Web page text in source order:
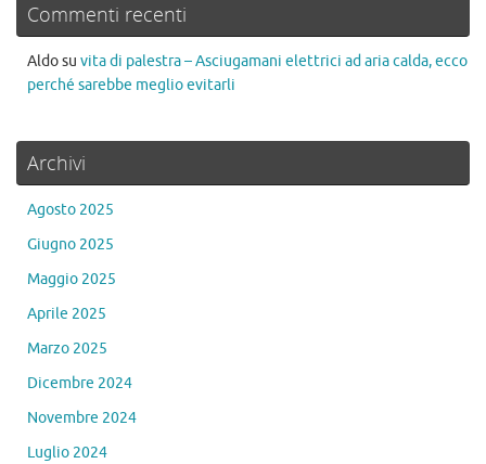
Commenti recenti
Aldosu vita di palestra – Asciugamani elettrici ad aria calda, ecco
perché sarebbe meglio evitarli
Archivi
Agosto 2025
Giugno 2025
Maggio 2025
Aprile 2025
Marzo 2025
Dicembre 2024
Novembre 2024
Luglio 2024